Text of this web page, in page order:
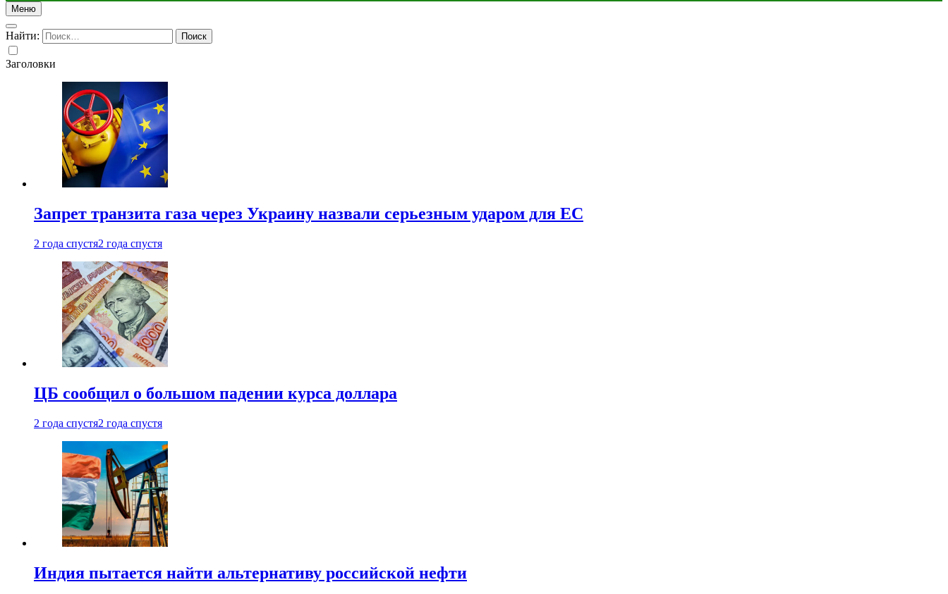
Меню
Найти:
Заголовки
Запрет транзита газа через Украину назвали серьезным ударом для ЕС
2 года спустя2 года спустя
ЦБ сообщил о большом падении курса доллара
2 года спустя2 года спустя
Индия пытается найти альтернативу российской нефти